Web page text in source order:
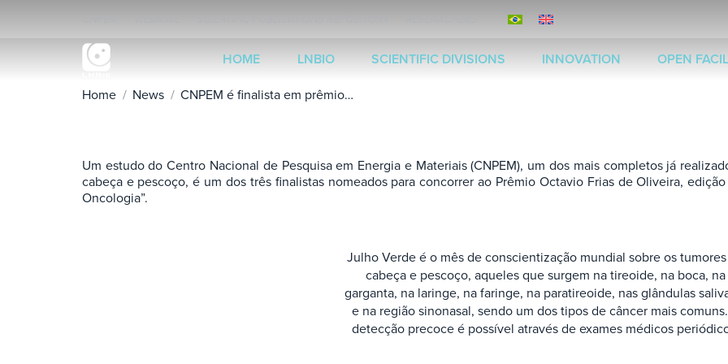
HOME LNBIO SCIENTIFIC DIVISIONS INNOVATION OPEN
You are here:
Home News CNPEM é finalista em prêmio…
Um estudo do Centro Nacional de Pesquisa em Energia e Materiais (CNPEM), um dos mais completos já
cabeça e pescoço, é um dos três finalistas nomeados para concorrer ao Prêmio Octavio Frias de Oliveira,
Oncologia”.
Julho Verde é o mês de conscientização mundial sobre os
cabeça e pescoço, aqueles que surgem na tireoide, na boca, na
garganta, na laringe, na faringe, na paratireoide, nas glândulas
e na região sinonasal, sendo um dos tipos de câncer mais
detecção precoce é possível através de exames médicos